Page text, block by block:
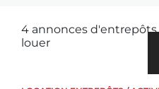
4 annonces
louer